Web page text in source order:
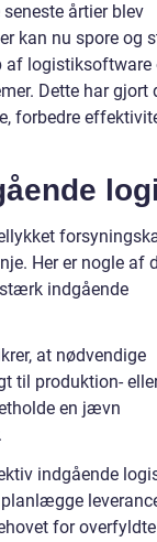
årtier blev
kan nu spore og
af logistiksoftware
Dette har gjort
forbedre
Her er nogle af
indgående
at nødvendige
til produktion-
en jævn
indgående
for